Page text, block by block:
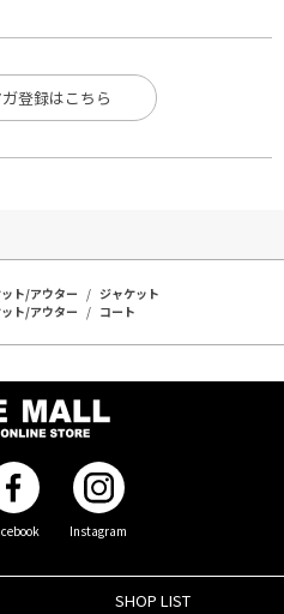
登録はこちら
ト/アウター
ジャケット
ト/アウター コート
Instagram
SHOP LIST